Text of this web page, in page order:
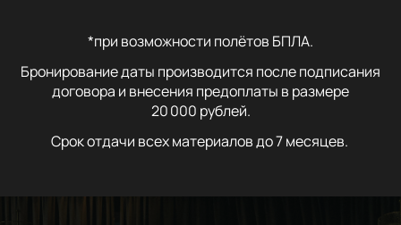
*при возможности полётов БПЛА.
Бронирование даты производится после подписания
договора и внесения предоплаты в размере
20 000 рублей.
Срок отдачи всех материалов до 7 месяцев.